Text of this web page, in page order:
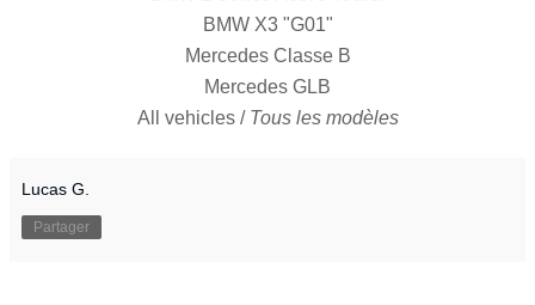
BMW X3 "G01"
Mercedes Classe B
Mercedes GLB
All vehicles / Tous les modèles
Lucas G.
Partager